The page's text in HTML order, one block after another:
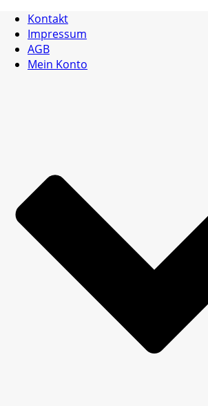
Kontakt
Impressum
AGB
Mein Konto